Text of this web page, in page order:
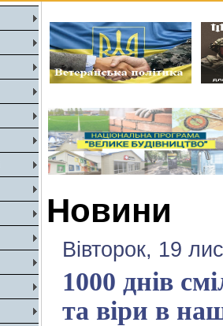
Новини
Вівторок, 19
1000 днів
та віри в